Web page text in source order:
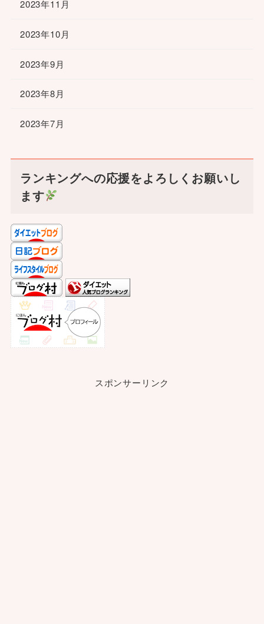
2023年11月
2023年10月
2023年9月
2023年8月
2023年7月
ランキングへの応援をよろしくお願いし
ます
スポンサーリンク